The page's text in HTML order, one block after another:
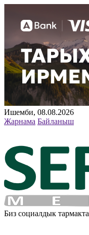
Ишемби, 08.08.2026
Жарнама Байланыш
Биз социалдык тармакта